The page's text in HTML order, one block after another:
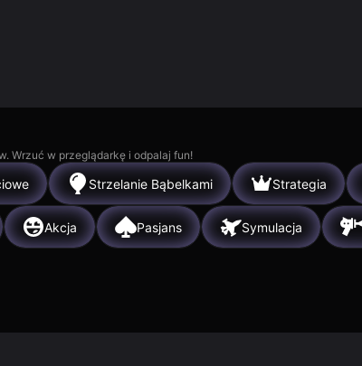
Wrzuć w przeglądarkę i odpalaj fun!
Strzelanie Bąbelkami Strategia
Akcja Pasjans Symulacja